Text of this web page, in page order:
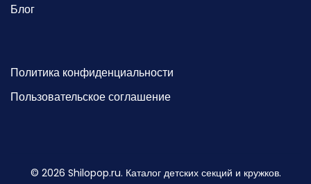
Блог
Политика конфиденциальности
Пользовательское соглашение
© 2026 Shilopop.ru. Каталог детских секций и кружков.